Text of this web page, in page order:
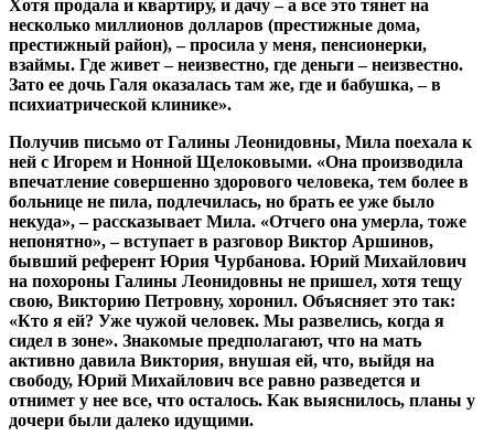
Хотя продала и квартиру, и дачу – а все это тянет на
несколько миллионов долларов (престижные дома,
престижный район), – просила у меня, пенсионерки,
взаймы. Где живет – неизвестно, где деньги – неизвестно.
Зато ее дочь Галя оказалась там же, где и бабушка, – в
психиатрической клинике».
Получив письмо от Галины Леонидовны, Мила поехала к
ней с Игорем и Нонной Щелоковыми. «Она производила
впечатление совершенно здорового человека, тем более в
больнице не пила, подлечилась, но брать ее уже было
некуда», – рассказывает Мила. «Отчего она умерла, тоже
непонятно», – вступает в разговор Виктор Аршинов,
бывший референт Юрия Чурбанова. Юрий Михайлович
на похороны Галины Леонидовны не пришел, хотя тещу
свою, Викторию Петровну, хоронил. Объясняет это так:
«Кто я ей? Уже чужой человек. Мы развелись, когда я
сидел в зоне». Знакомые предполагают, что на мать
активно давила Виктория, внушая ей, что, выйдя на
свободу, Юрий Михайлович все равно разведется и
отнимет у нее все, что осталось. Как выяснилось, планы у
дочери были далеко идущими.